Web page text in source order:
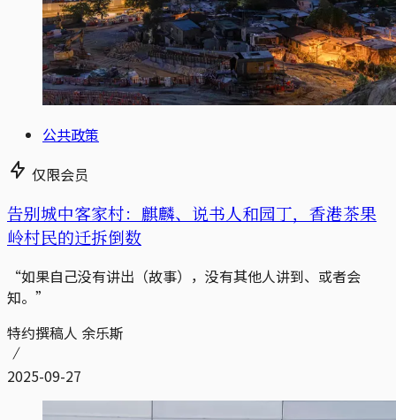
公共政策
仅限会员
告别城中客家村：麒麟、说书人和园丁，香港茶果
岭村民的迁拆倒数
“如果自己没有讲出（故事），没有其他人讲到、或者会
知。”
特约撰稿人 余乐斯
2025-09-27